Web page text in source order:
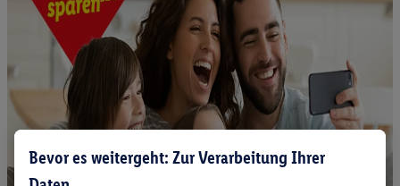
Bevor es weitergeht: Zur Verarbeitung Ihrer